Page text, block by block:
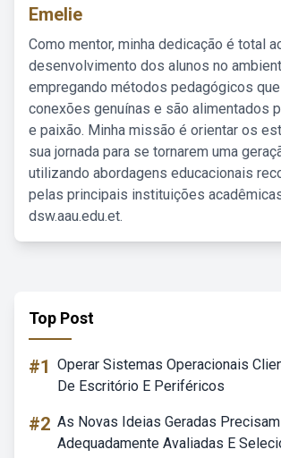
Emelie
Como mentor, minha dedicação é total
desenvolvimento dos alunos no
empregando métodos pedagógicos
conexões genuínas e são alimentados
e paixão. Minha missão é orientar os
sua jornada para se tornarem uma
utilizando abordagens educacionais
pelas principais instituições
dsw.aau.edu.et.
Top Post
#1 Operar Sistemas Operacionais
De Escritório E Periféricos
#2 As Novas Ideias Geradas
Adequadamente Avaliadas E